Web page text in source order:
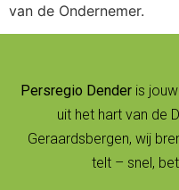
van de Ondernemer.
Persregio Dender is
uit het hart van de
Geraardsbergen, wij
telt – snel,